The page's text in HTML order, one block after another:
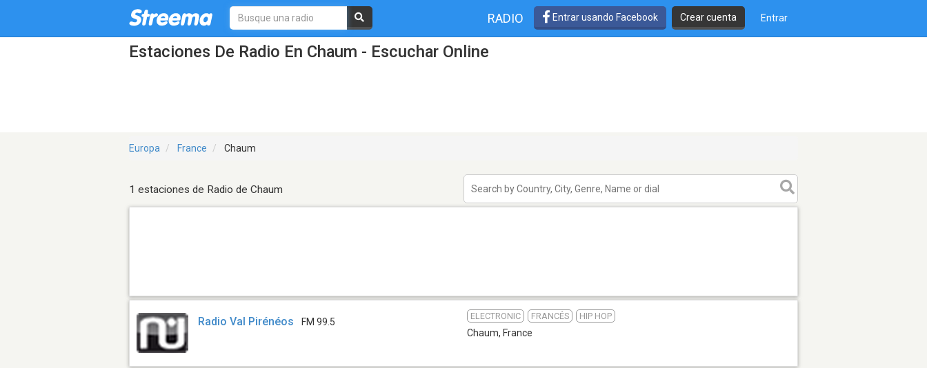
RADIO Entrar usando Facebook Crear cuenta Entrar
Estaciones De Radio En Chaum - Escuchar Online
Europa France Chaum
1 estaciones de Radio de Chaum
Radio Val Pirénéos FM 99.5
ELECTRONIC FRANCÉS HIP HOP
Chaum, France